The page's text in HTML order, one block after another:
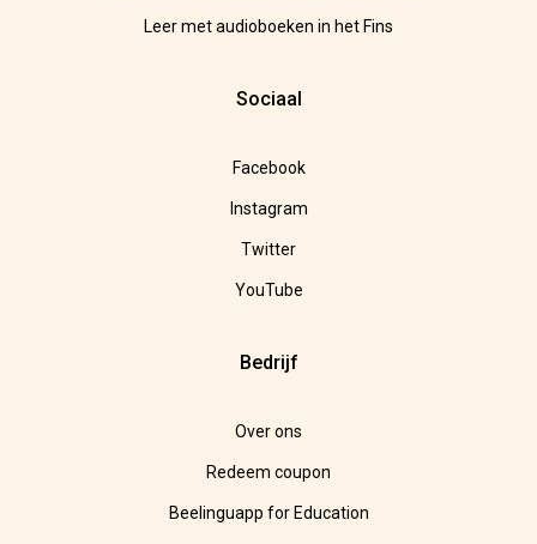
Leer met audioboeken in het Fins
Sociaal
Facebook
Instagram
Twitter
YouTube
Bedrijf
Over ons
Redeem coupon
Beelinguapp for Education